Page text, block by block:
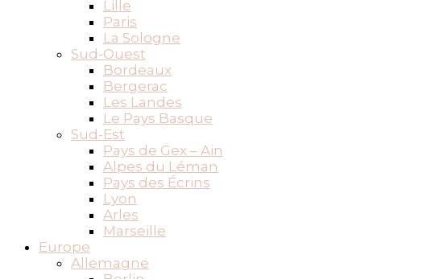
Lille
Paris
La Sologne
Sud-Ouest
Bordeaux
Bergerac
Les Landes
Le Pays Basque
Sud-Est
Pays de Gex – Ain
Alpes du Léman
Pays des Écrins
Lyon
Arles
Marseille
Europe
Allemagne